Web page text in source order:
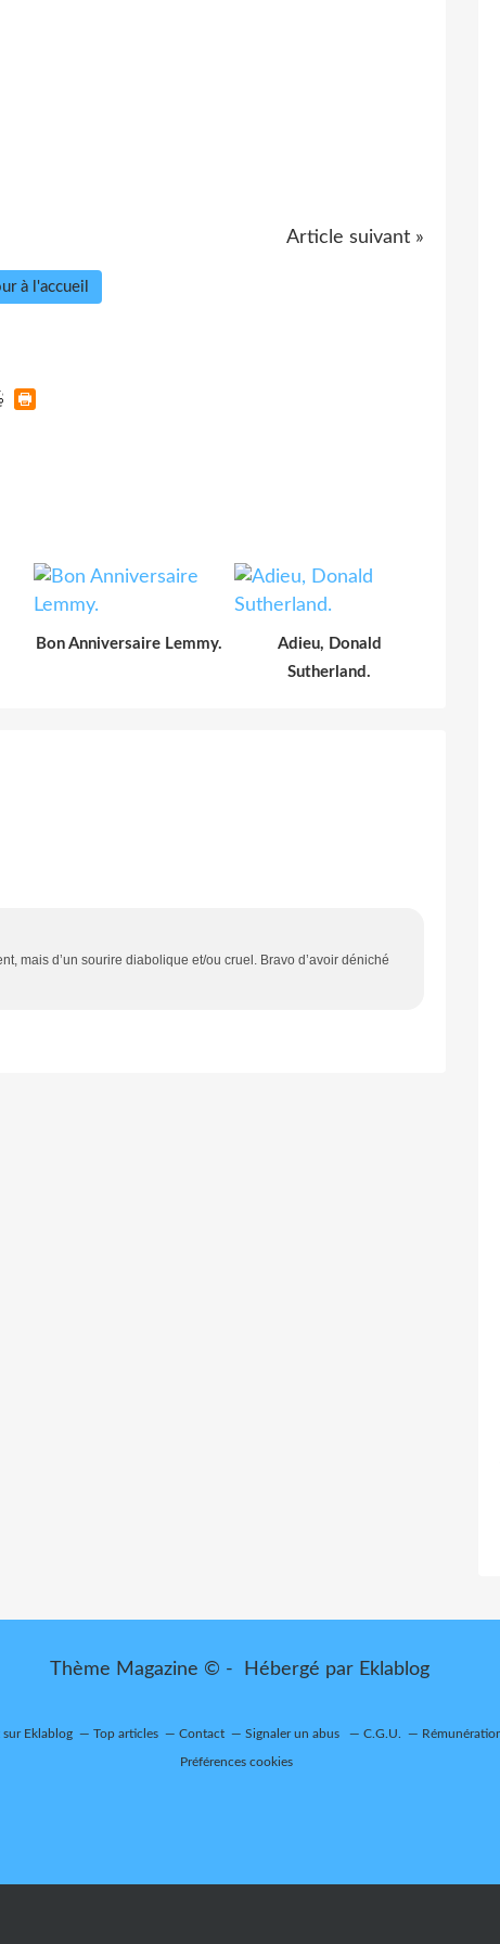
Article suivant »
à l'accueil
Bon Anniversaire Lemmy.
Adieu, Donald
Sutherland.
mais d’un sourire diabolique et/ou cruel. Bravo d’avoir déniché
Thème Magazine © - Hébergé par Eklablog
Eklablog Top articles Contact Signaler un abus C.G.U.
Préférences cookies